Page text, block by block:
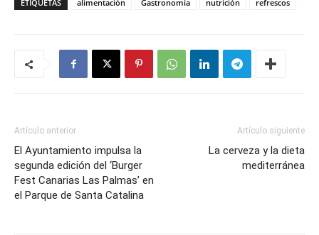
ETIQUETAS
alimentación Gastronomía nutrición refrescos
Artículo anterior
El Ayuntamiento impulsa la
segunda edición del ‘Burger
Fest Canarias Las Palmas’ en
el Parque de Santa Catalina
Artículo siguiente
La cerveza y la dieta
mediterránea